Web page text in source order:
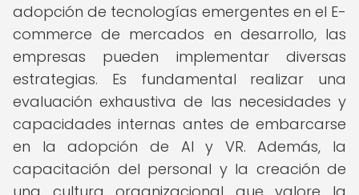
adopción de tecnologías emergentes en el E-
commerce de mercados en desarrollo, las
empresas pueden implementar diversas
estrategias. Es fundamental realizar una
evaluación exhaustiva de las necesidades y
capacidades internas antes de embarcarse
en la adopción de AI y VR. Además, la
capacitación del personal y la creación de